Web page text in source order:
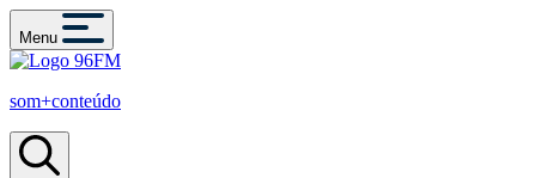
Menu
som+conteúdo